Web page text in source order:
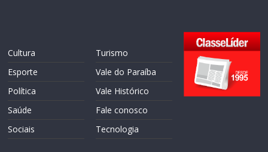
Cultura
Esporte
Política
Saúde
Sociais
Turismo
Vale do Paraíba
Vale Histórico
Fale conosco
Tecnologia